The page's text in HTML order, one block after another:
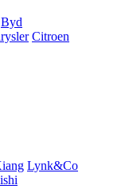
Byd
Citroen
Lynk&Co